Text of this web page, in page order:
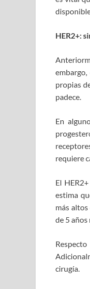
HER2+:
propias
padece.
En
requiere
El
estima
más
de 5 años
cirugía.